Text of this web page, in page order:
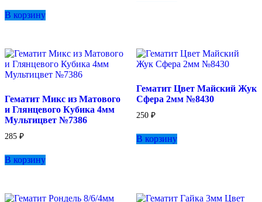
В корзину
Гематит Микс из Матового
и Глянцевого Кубика 4мм
Мультицвет №7386
285 ₽
В корзину
Гематит Цвет Майский Жук
Сфера 2мм №8430
250 ₽
В корзину